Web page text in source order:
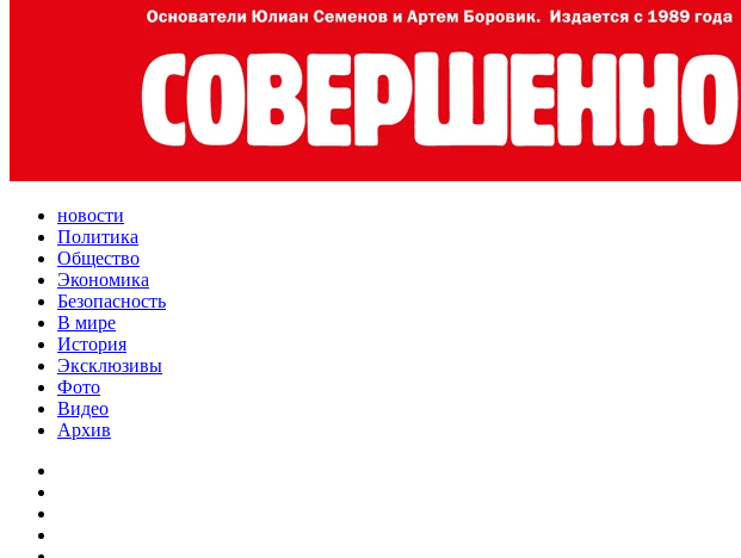
новости
Политика
Общество
Экономика
Безопасность
В мире
История
Эксклюзивы
Фото
Видео
Архив